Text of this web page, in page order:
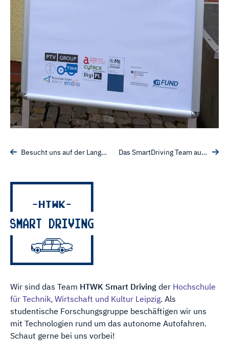
Besucht uns auf der Langen Nacht der Wissenschaften 2025! Das SmartDriving Team auf der LNC und dem HIT
Wir sind das Team HTWK Smart Driving der Hochschule
für Technik, Wirtschaft und Kultur Leipzig. Als
studentische Forschungs­gruppe be­schäftigen wir uns
mit Technologien rund um das auto­nome Auto­fahren.
Schaut gerne bei uns vorbei!